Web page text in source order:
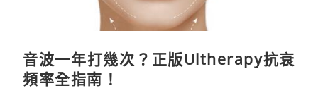
音波一年打幾次？正版Ultherapy抗衰
頻率全指南！